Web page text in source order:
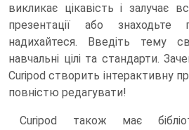
викликає цікавість і залучає
презентації або
надихайтеся. Введіть тему
навчальні цілі та стандарти.
Curipod створить інтерактивну
повністю редагувати!
Curipod також має